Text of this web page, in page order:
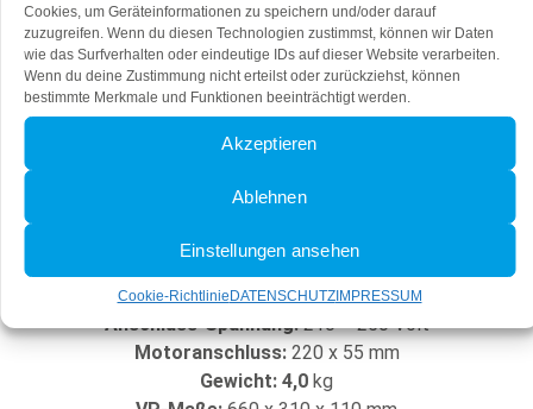
Cookies, um Geräteinformationen zu speichern und/oder darauf
zuzugreifen. Wenn du diesen Technologien zustimmst, können wir Daten
wie das Surfverhalten oder eindeutige IDs auf dieser Website verarbeiten.
Wenn du deine Zustimmung nicht erteilst oder zurückziehst, können
bestimmte Merkmale und Funktionen beeinträchtigt werden.
Akzeptieren
Ablehnen
Einstellungen ansehen
Cookie-Richtlinie DATENSCHUTZIMPRESSUM
Technische Änderungen
vorbehalten!
QUADRO 800 soft slimline
Artikel-Nr.:
8785
505 x 300 x 59 mm
Luftleistung:800 m3/h
Anschluss-Spannung:210 – 250 Volt
Motoranschluss: 220 x 55 mm
Gewicht: 4,0 kg